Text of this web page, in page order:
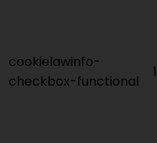
cookielawinfo-
checkbox-functional